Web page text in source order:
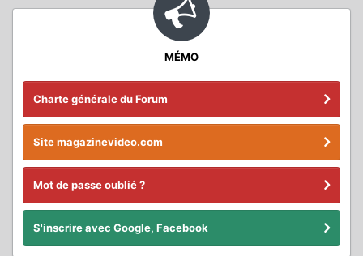
MÉMO
Charte générale du Forum
Site magazinevideo.com
Mot de passe oublié ?
S'inscrire avec Google, Facebook